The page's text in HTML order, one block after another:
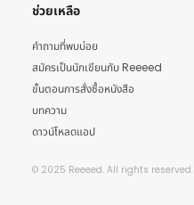
ช่วยเหลือ
คำถามที่พบบ่อย
สมัครเป็นนักเขียนกับ Reeeed
ขั้นตอนการสั่งซื้อหนังสือ
บทความ
ดาวน์โหลดแอป
© 2025 Reeeed. All rights reserved.